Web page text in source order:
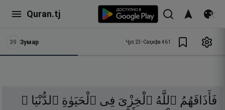
Quran.tj
39 Зумар Ҷуз 23 •Саҳифа 461
فَأَذَاقَهُمُ ٱللَّهُ ٱلْخِزْىَ فِى ٱلْحَيَوٰةِ ٱلدُّنْيَا ۖ